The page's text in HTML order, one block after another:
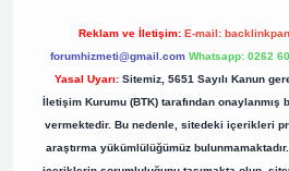
Reklam ve İletişim: E-mail:
forumhizmeti@gmail.com Whatsapp: 0262
Yasal Uyarı: Sitemiz, 5651 Sayılı Kanun
İletişim Kurumu (BTK) tarafından onaylanmış
vermektedir. Bu nedenle, sitedeki içerikleri
araştırma yükümlülüğümüz